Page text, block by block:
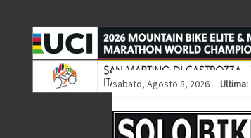
sabato, Agosto 8, 2026 Ultima: